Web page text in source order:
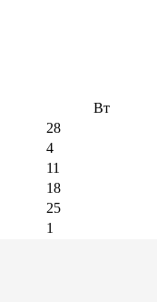
Вт
28
4
11
18
25
1